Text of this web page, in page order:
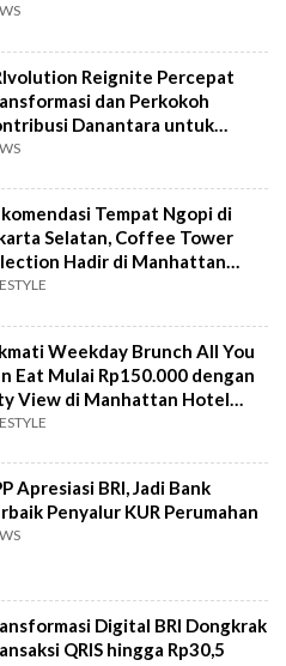
Reignite Percepat
dan Perkokoh
Danantara untuk
Nasional
Tempat Ngopi di
Selatan, Coffee Tower
Hadir di Manhattan
Jakarta
Weekday Brunch All You
Eat Mulai Rp150.000 dengan
View di Manhattan Hotel
Apresiasi BRI, Jadi Bank
Penyalur KUR Perumahan
Digital BRI Dongkrak
QRIS hingga Rp30,5